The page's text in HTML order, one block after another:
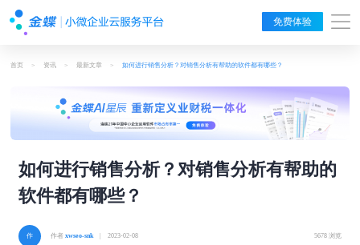
免费体验
首页 > 资讯 > 最新文章 > 如何进行销售分析？对销售分析有帮助的软件都有哪些？
如何进行销售分析？对销售分析有帮助的
软件都有哪些？
作者xwseo-snk| 2023-02-08 5678 浏览